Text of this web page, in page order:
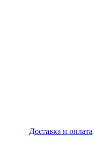
Доставка и оплата